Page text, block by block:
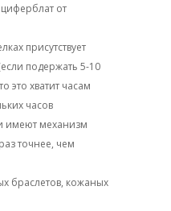
от
присутствует
подержать 5-10
это хватит часам
часов
имеют механизм
точнее, чем
браслетов, кожаных